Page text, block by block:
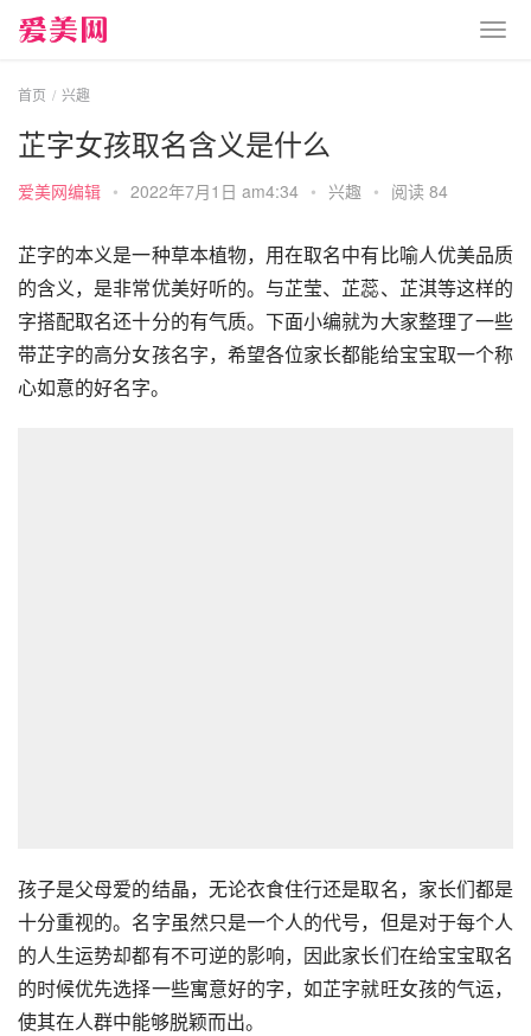
首页 兴趣
芷字女孩取名含义是什么
爱美网编辑 • 2022年7月1日 am4:34 • 兴趣 • 阅读 84
芷字的本义是一种草本植物，用在取名中有比喻人优美品质
的含义，是非常优美好听的。与芷莹、芷蕊、芷淇等这样的
字搭配取名还十分的有气质。下面小编就为大家整理了一些
带芷字的高分女孩名字，希望各位家长都能给宝宝取一个称
心如意的好名字。
孩子是父母爱的结晶，无论衣食住行还是取名，家长们都是
十分重视的。名字虽然只是一个人的代号，但是对于每个人
的人生运势却都有不可逆的影响，因此家长们在给宝宝取名
的时候优先选择一些寓意好的字，如芷字就旺女孩的气运，
使其在人群中能够脱颖而出。